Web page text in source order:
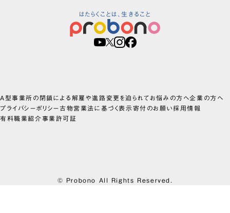
はたらくことは、生きること
A型事業所の閉鎖による解雇や進路変更を迫られてお悩みの方へ企業の方へ
プライバシーポリシー古物営業法に基づく表示寄付のお願い採用情報
有料職業紹介事業許可証
© Probono All Rights Reserved.